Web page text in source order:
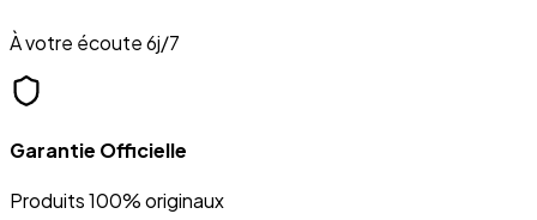
À votre écoute 6j/7
Garantie Officielle
Produits 100% originaux